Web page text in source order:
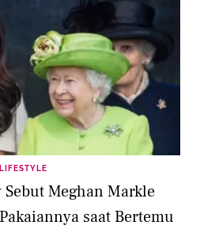
LIFESTYLE
Meghan Markle
saat Bertemu